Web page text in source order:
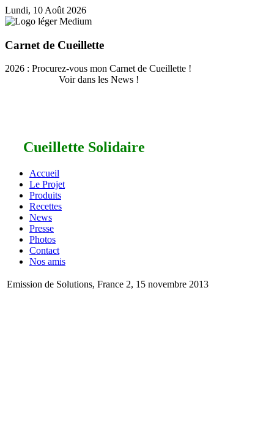
Lundi, 10 Août 2026
Carnet de Cueillette
2026 : Procurez-vous mon Carnet de Cueillette !
Voir dans les News !
Cueillette Solidaire
Accueil
Le Projet
Produits
Recettes
News
Presse
Photos
Contact
Nos amis
Emission de Solutions, France 2, 15 novembre 2013